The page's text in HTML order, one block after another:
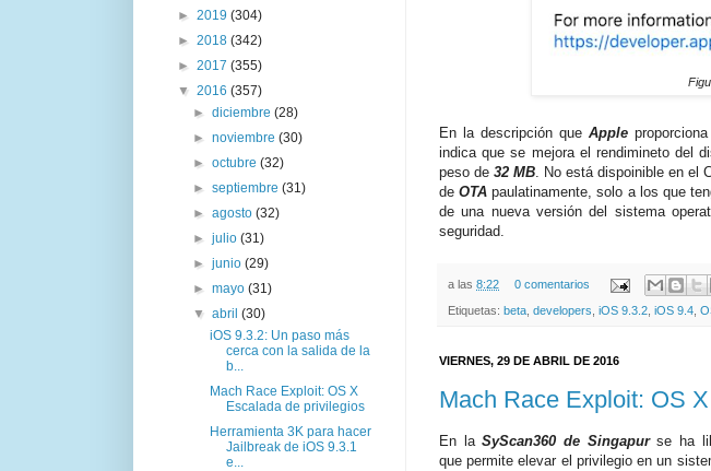
En la descripción que Apple
indica que se mejora el rendimineto del
peso de 32 MB. No está dispoinible en el
deOTA paulatinamente, solo a los que
de una nueva versión del sistema
seguridad.
a las 8:22 0 comentarios
Etiquetas: beta, developers, iOS 9.3.2, iOS 9.4,
VIERNES, 29 DE ABRIL DE 2016
Mach Race Exploit: OS
En laSyScan360 de Singapurse ha
que permite elevar el privilegio en un
► 2019 (304)
► 2018 (342)
► 2017 (355)
▼ 2016 (357)
►diciembre(28)
►noviembre(30)
►octubre(32)
►septiembre(31)
►agosto(32)
►julio(31)
►junio(29)
►mayo(31)
▼abril(30)
iOS 9.3.2: Un paso más
cerca con la salida de la
b...
Mach Race Exploit: OS X
Escalada de privilegios
Herramienta 3K para hacer
Jailbreak de iOS 9.3.1
e...